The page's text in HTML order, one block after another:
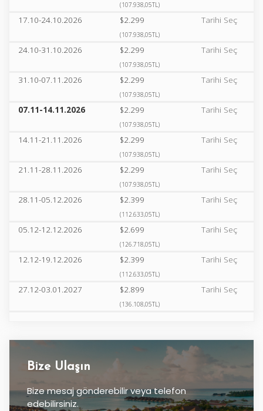
(107.938,05TL)
17.10-24.10.2026 $2.299
(107.938,05TL)
Tarihi Seç
24.10-31.10.2026 $2.299
(107.938,05TL)
Tarihi Seç
31.10-07.11.2026 $2.299
(107.938,05TL)
Tarihi Seç
07.11-14.11.2026 $2.299
(107.938,05TL)
Tarihi Seç
14.11-21.11.2026 $2.299
(107.938,05TL)
Tarihi Seç
21.11-28.11.2026 $2.299
(107.938,05TL)
Tarihi Seç
28.11-05.12.2026 $2.399
(112.633,05TL)
Tarihi Seç
05.12-12.12.2026 $2.699
(126.718,05TL)
Tarihi Seç
12.12-19.12.2026 $2.399
(112.633,05TL)
Tarihi Seç
27.12-03.01.2027 $2.899
(136.108,05TL)
Tarihi Seç
Bize Ulaşın
Bize mesaj gönderebilir veya telefon
edebilirsiniz.